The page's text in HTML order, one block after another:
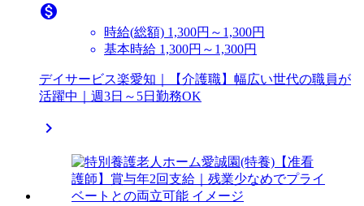

時給(総額) 1,300円～1,300円
基本時給 1,300円～1,300円
デイサービス楽愛知｜【介護職】幅広い世代の職員が
活躍中｜週3日～5日勤務OK
